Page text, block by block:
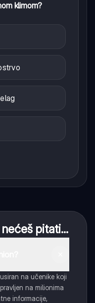
klimom?
pitati...
na učenike koji
na milionima
informacije,